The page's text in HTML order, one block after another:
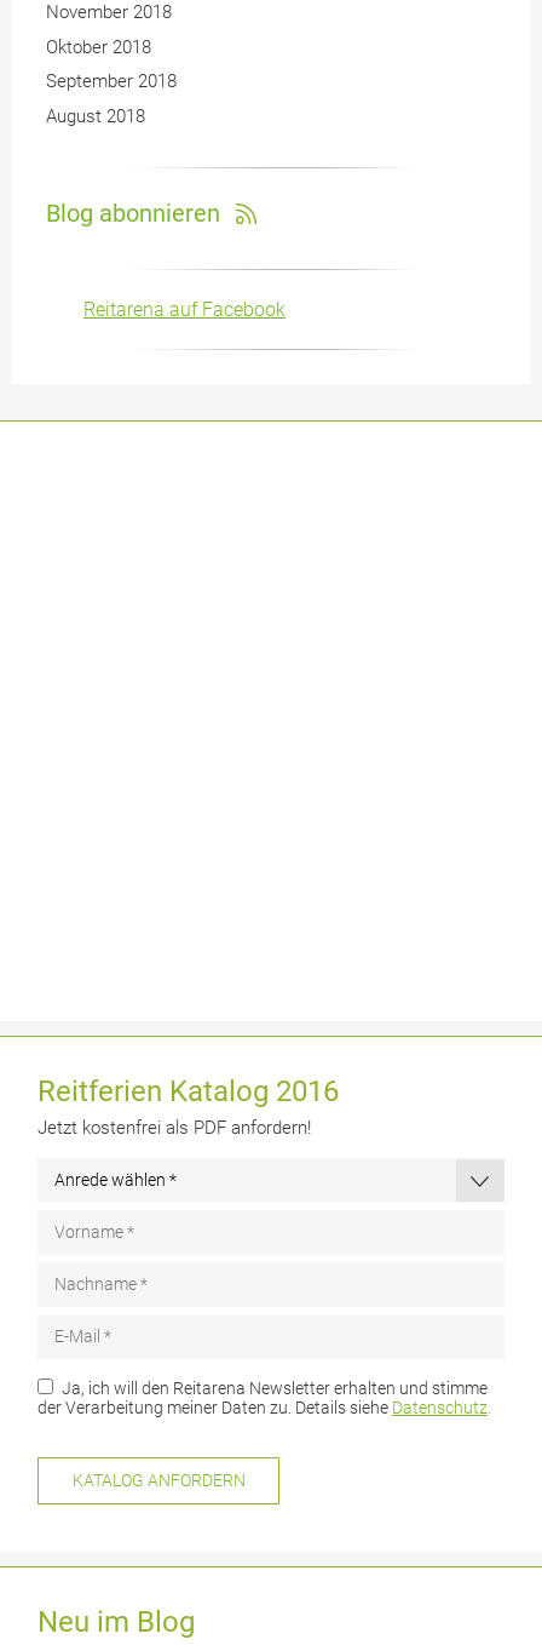
November 2018
Oktober 2018
September 2018
August 2018
Blog abonnieren
Reitarena auf Facebook
Reitferien Katalog 2016
Jetzt kostenfrei als PDF anfordern!
Ja, ich will den Reitarena Newsletter erhalten und stimme
der Verarbeitung meiner Daten zu. Details siehe Datenschutz
Neu im Blog